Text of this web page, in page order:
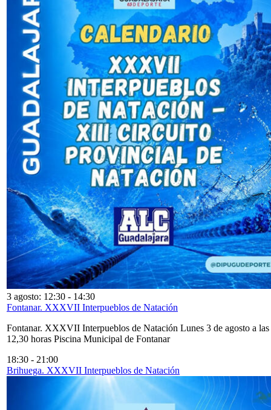
3 agosto: 12:30 - 14:30
Fontanar. XXXVII Interpueblos de Natación
Fontanar. XXXVII Interpueblos de Natación Lunes 3 de agosto a las
12,30 horas Piscina Municipal de Fontanar
18:30 - 21:00
Brihuega. XXXVII Interpueblos de Natación